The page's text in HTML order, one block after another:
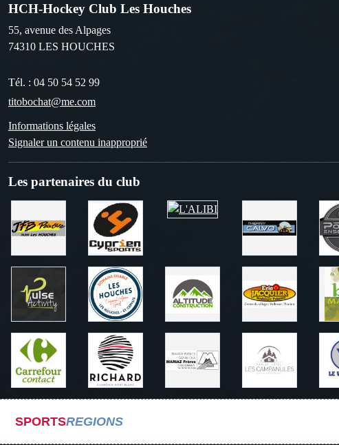
HCH-Hockey Club Les Houches
55, avenue des Alpages
74310 LES HOUCHES
Tél. : 04 50 54 52 99
titobochat@me.com
Informations légales
Signaler un contenu inapproprié
Les partenaires du club
SPORTSREGIONS